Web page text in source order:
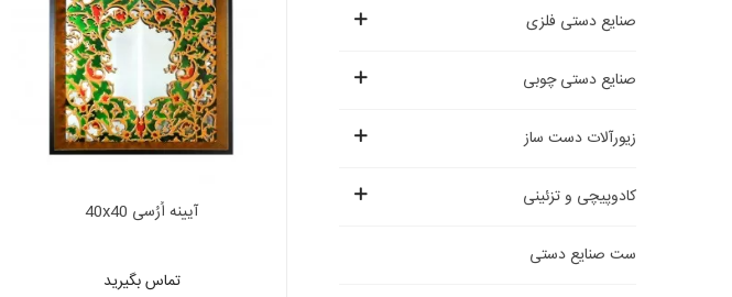
صنایع دستی فلزی
صنایع دستی چوبی
زیورآلات دست ساز
کادوپیچی و تزئینی
ست صنایع دستی
آیینه اُرُسی 40x40
تماس بگیرید